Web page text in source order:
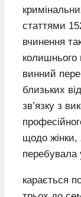
статтями
вчинення
колишнього
винний
близьких
зв’язку з
щодо жінки,
перебувала
карається